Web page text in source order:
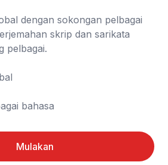
dengan sokongan pelbagai
skrip dan sarikata
pelbagai.
bahasa
Mulakan